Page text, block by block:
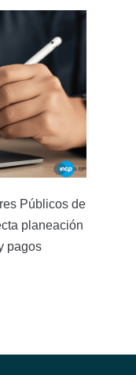
Públicos de
planeación
pagos